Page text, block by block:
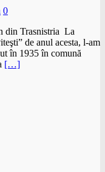
0
din Trasnistria La
de anul acesta, l-am
în 1935 în comună
[…]